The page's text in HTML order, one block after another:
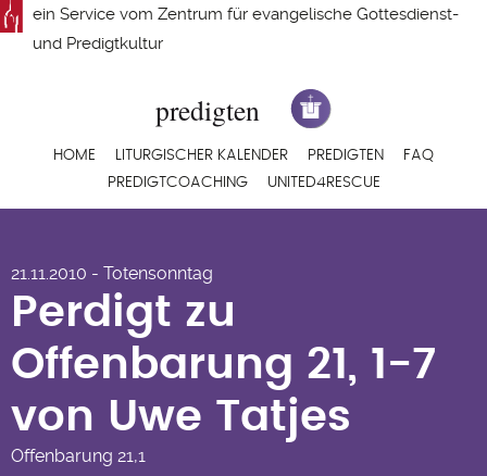
Direkt
zum
ein Service vom Zentrum für evangelische Gottesdienst-
und Predigtkultur
Hauptnavigation
HOME LITURGISCHER KALENDER PREDIGTEN
FAQ
PREDIGTCOACHING
UNITED4RESCUE
Offenbarung 21, 1-7
von Uwe Tatjes
21.11.2010 - Totensonntag
Perdigt zu
Offenbarung 21, 1-7
von Uwe Tatjes
Offenbarung 21,1